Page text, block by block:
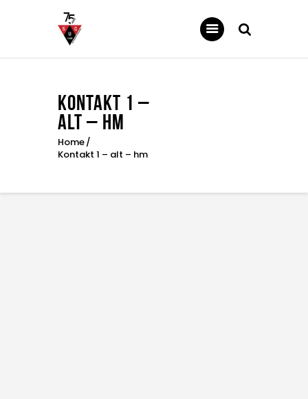
Kontakt 1 –
alt – hm
Home
Kontakt 1 – alt – hm
News
Über uns
Unsere Abteilungen